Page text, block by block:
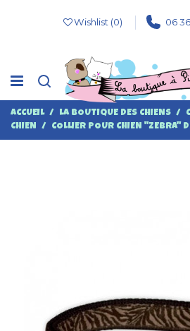
Wishlist (0) 06
ACCUEIL LA BOUTIQUE DES CHIENS
CHIEN
COLLIER POUR CHIEN "ZEBRA"